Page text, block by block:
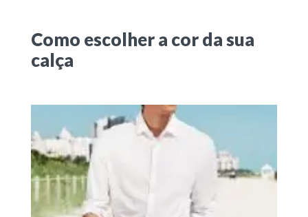
Como escolher a cor da sua
calça